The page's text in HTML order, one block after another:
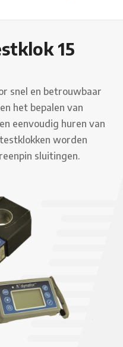
15
snel en betrouwbaar
het bepalen van
eenvoudig huren van
worden
sluitingen.